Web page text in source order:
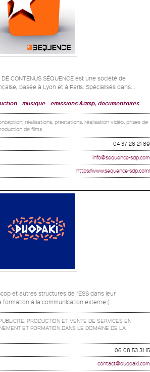
DE CONTENUS SÉQUENCE est une société de
basée à Lyon et à Paris. Spécialisés dans...
musique emissions &amp; documentaires
réalisations, prestations, réalisation vidéo, prises de
de films
04 37 26 21 89
info@sequence-sdp.com
https://www.sequence-sdp.com/
et autres structures de l’ESS dans leur
à la communication externe (...
PRODUCTION ET VENTE DE SERVICES EN
ET FORMATION DANS LE DOMAINE DE LA
06 08 53 31 15
contact@duodaki.com